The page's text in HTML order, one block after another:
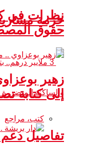
حزمة
تفاصيل دعم
نظرات في
حقوق
زهير
إلى كتابة
كتب، مراجع